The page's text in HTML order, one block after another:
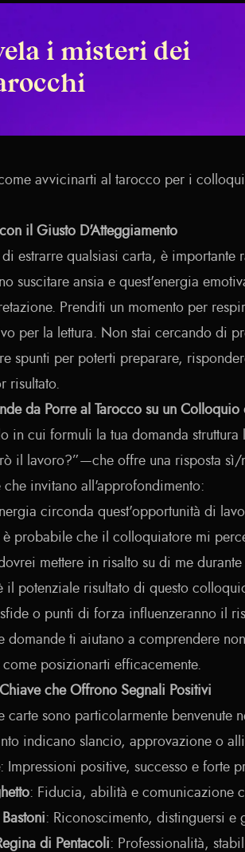
i misteri dei
avvicinarti al tarocco per i
il Giusto D'Atteggiamento
di estrarre qualsiasi carta, è
suscitare ansia e quest'energia
Prenditi un momento per
per la lettura. Non stai cercando di
spunti per poterti preparare,
risultato.
da Porre al Tarocco su un Colloquio
in cui formuli la tua domanda
il lavoro?”—che offre una risposta
che invitano all'approfondimento:
circonda quest'opportunità di
è probabile che il colloquiatore mi
mettere in risalto su di me
il potenziale risultato di questo
o punti di forza influenzeranno il
domande ti aiutano a comprendere
come posizionarti efficacemente.
che Offrono Segnali Positivi
carte sono particolarmente benvenute
indicano slancio, approvazione o
: Impressioni positive, successo e forte
: Fiducia, abilità e comunicazione
: Riconoscimento, distinguersi e
di Pentacoli: Professionalità,